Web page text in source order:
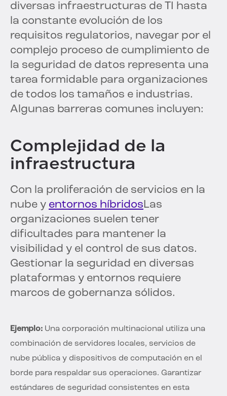
diversas infraestructuras de TI hasta
la constante evolución de los
requisitos regulatorios, navegar por el
complejo proceso de cumplimiento de
la seguridad de datos representa una
tarea formidable para organizaciones
de todos los tamaños e industrias.
Algunas barreras comunes incluyen:
Complejidad de la
infraestructura
Con la proliferación de servicios en la
nube y entornos híbridosLas
organizaciones suelen tener
dificultades para mantener la
visibilidad y el control de sus datos.
Gestionar la seguridad en diversas
plataformas y entornos requiere
marcos de gobernanza sólidos.
Ejemplo: Una corporación multinacional utiliza una
combinación de servidores locales, servicios de
nube pública y dispositivos de computación en el
borde para respaldar sus operaciones. Garantizar
estándares de seguridad consistentes en esta